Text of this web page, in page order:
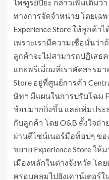
ไพฑูรย์ปิยะ กล่าวเพิ่มเติมว่
ทางการจัดจำหน่าย โดยเฉ
Experience Store ให้ลูกค้
เพราะเรามีความเชื่อมั่นว่
ลูกค้าจะไม่สามารถปฏิเสธ
แกะพรีเมี่ยมที่เราคัดสรรมา
Store อยู่ที่ศูนย์การค้า
ษัทฯ มีแผนในการปรับโฉม
ช้อปมากยิ่งขึ้น และเพิ่มประ
กับลูกค้า โดย O&B ตั้งใจถ่า
ผ่านดีไซน์เนอร์มือท็อปๆ ขอ
ขยาย Experience Store ใ
เมืองหลักในต่างจังหวัด โด
ครอบคลุมไปยังเคาน์เตอร์